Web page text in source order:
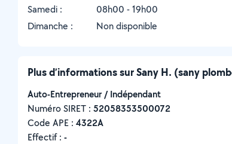
Samedi :
08h00 - 19h00
Dimanche :
Non disponible
Plus d’informations sur Sany H. (sany
Auto-Entrepreneur / Indépendant
Numéro SIRET : ‍52058353500072
Code APE : 4322A
Effectif : -